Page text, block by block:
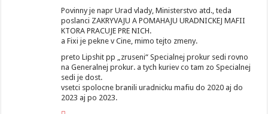
Povinny je napr Urad vlady, Ministerstvo atd., teda
poslanci ZAKRYVAJU A POMAHAJU URADNICKEJ MAFII
KTORA PRACUJE PRE NICH.
a Fixi je pekne v Cine, mimo tejto zmeny.
preto Lipshit pp „zruseni“ Specialnej prokur sedi rovno
na Generalnej prokur. a tych kuriev co tam zo Specialnej
sedi je dost.
vsetci spolocne branili uradnicku mafiu do 2020 aj do
2023 aj po 2023.